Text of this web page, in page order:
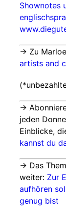
Shownotes
→ Zu
artists and
→
jeden
Einblicke,
kannst du
→ Das
weiter: Zur
aufhören
genug bist